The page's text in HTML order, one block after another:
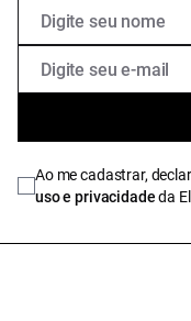
Ao me cadastrar,
uso e privacidadeda